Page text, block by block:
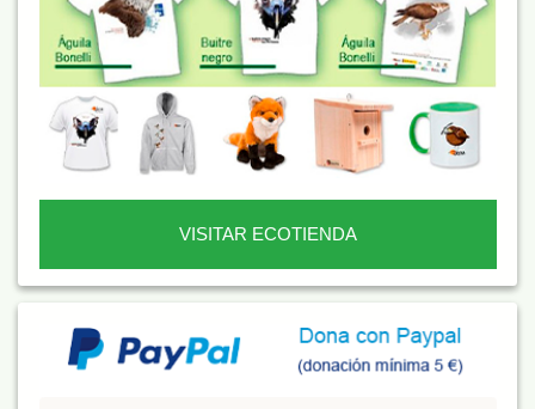
VISITAR ECOTIENDA